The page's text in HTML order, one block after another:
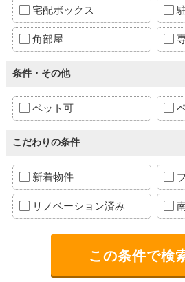
宅配ボックス
角部屋
条件・その他
ペット可
こだわりの条件
新着物件
リノベーション済み